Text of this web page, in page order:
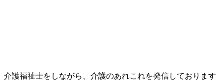
介護福祉士をしながら、介護のあれこれを発信しております